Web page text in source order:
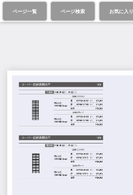
ページ一覧 ページ検索 お気に入り